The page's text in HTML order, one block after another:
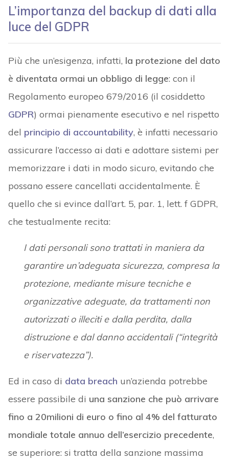
L’importanza del backup di dati alla
luce del GDPR
Più che un’esigenza, infatti, la protezione del dato
è diventata ormai un obbligo di legge: con il
Regolamento europeo 679/2016 (il cosiddetto
GDPR) ormai pienamente esecutivo e nel rispetto
del principio di accountability, è infatti necessario
assicurare l’accesso ai dati e adottare sistemi per
memorizzare i dati in modo sicuro, evitando che
possano essere cancellati accidentalmente. È
quello che si evince dall’art. 5, par. 1, lett. f GDPR,
che testualmente recita:
I dati personali sono trattati in maniera da
garantire un’adeguata sicurezza, compresa la
protezione, mediante misure tecniche e
organizzative adeguate, da trattamenti non
autorizzati o illeciti e dalla perdita, dalla
distruzione e dal danno accidentali (“integrità
e riservatezza”).
Ed in caso di data breach un’azienda potrebbe
essere passibile di una sanzione che può arrivare
fino a 20milioni di euro o fino al 4% del fatturato
mondiale totale annuo dell’esercizio precedente,
se superiore: si tratta della sanzione massima